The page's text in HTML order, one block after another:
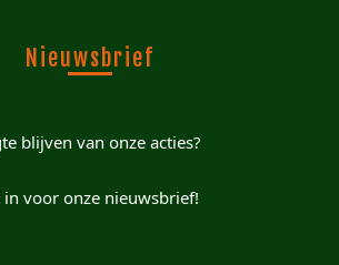
Nieuwsbrief
blijven van onze acties?
voor onze nieuwsbrief!